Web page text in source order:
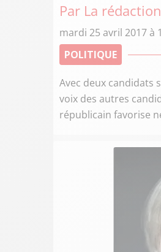
Par La rédaction
mardi 25 avril 2017 à
POLITIQUE
Avec deux candidats
voix des autres
républicain favorise